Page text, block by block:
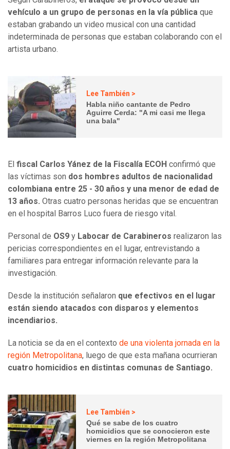
vehículo a un grupo de personas en la vía pública que
estaban grabando un video musical con una cantidad
indeterminada de personas que estaban colaborando con el
artista urbano.
Lee También >
Habla niño cantante de Pedro
Aguirre Cerda: "A mi casi me llega
una bala"
El fiscal Carlos Yánez de la Fiscalía ECOH confirmó que
las víctimas son dos hombres adultos de nacionalidad
colombiana entre 25 - 30 años y una menor de edad de
13 años. Otras cuatro personas heridas que se encuentran
en el hospital Barros Luco fuera de riesgo vital.
Personal de OS9 y Labocar de Carabineros realizaron las
pericias correspondientes en el lugar, entrevistando a
familiares para entregar información relevante para la
investigación.
Desde la institución señalaron que efectivos en el lugar
están siendo atacados con disparos y elementos
incendiarios.
La noticia se da en el contexto de una violenta jornada en la
región Metropolitana, luego de que esta mañana ocurrieran
cuatro homicidios en distintas comunas de Santiago.
Lee También >
Qué se sabe de los cuatro
homicidios que se conocieron este
viernes en la región Metropolitana